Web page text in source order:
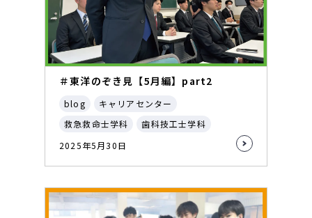
＃東洋のぞき見【5月編】part2
blog
キャリアセンター
救急救命士学科
歯科技工士学科
2025年5月30日